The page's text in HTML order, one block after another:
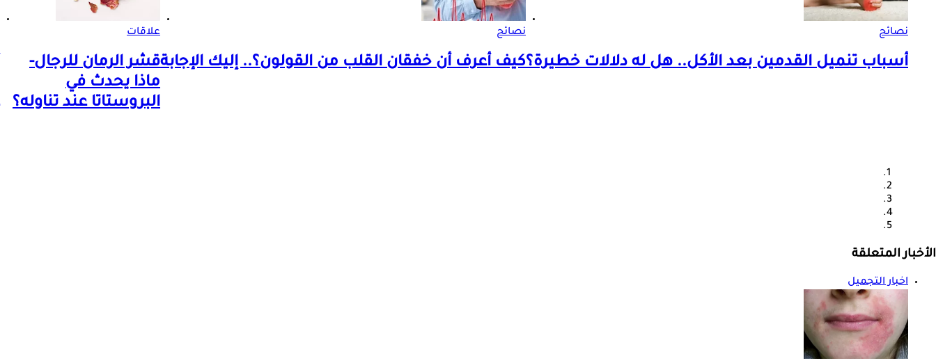
نصائح
أسباب تنميل القدمين بعد الأكل.. هل له دلالات خطيرة؟
نصائح
كيف أعرف أن خفقان القلب من القولون؟.. إليك الإجابة
علاقات
قشر الرمان للرجال-
ماذا يحدث في
البروستاتا عند تناوله؟
الأخبار المتعلقة
اخبار التجميل